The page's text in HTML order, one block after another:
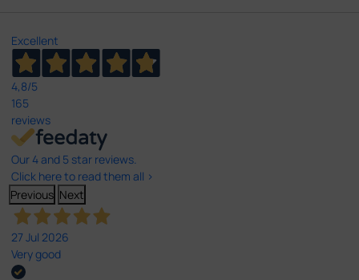
Excellent
4,8/5
165
reviews
Our 4 and 5 star reviews.
Click here to read them all >
Previous Next
27 Jul 2026
Very good